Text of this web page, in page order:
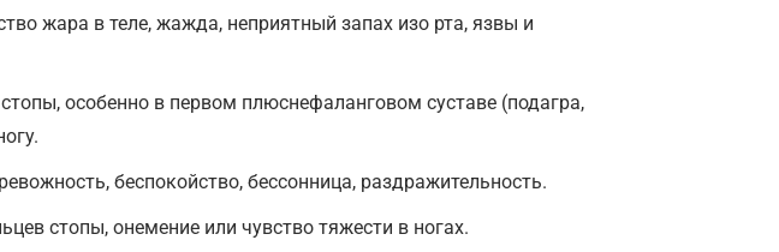
жара в теле, жажда, неприятный запах изо рта, язвы и
особенно в первом плюснефаланговом суставе (подагра,
беспокойство, бессонница, раздражительность.
стопы, онемение или чувство тяжести в ногах.